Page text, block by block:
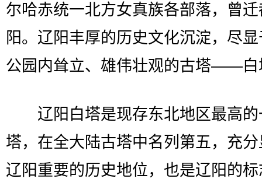
尔哈赤统一北方女真族各部落，曾
阳。辽阳丰厚的历史文化沉淀，尽
公园内耸立、雄伟壮观的古塔——白
辽阳白塔是现存东北地区最高的
塔，在全大陆古塔中名列第五，充
辽阳重要的历史地位，也是辽阳的